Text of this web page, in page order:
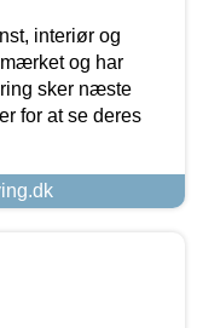
interiør og
og har
sker næste
for at se deres